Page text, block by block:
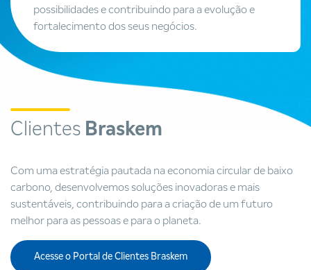
possibilidades e contribuindo para a evolução e
fortalecimento dos seus negócios.
Clientes Braskem
Com uma estratégia pautada na economia circular de baixo
carbono, desenvolvemos soluções inovadoras e mais
sustentáveis, contribuindo para a criação de um futuro
melhor para as pessoas e para o planeta.
Acesse o Portal de Clientes Braskem